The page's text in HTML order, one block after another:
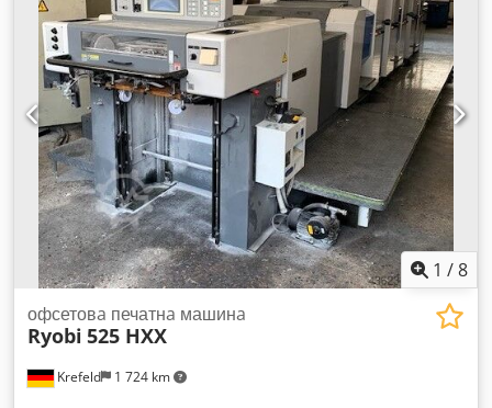
1 /8
Krefeld 1 724 km
офсетовa печатнa машинa
Ryobi 525 HXX